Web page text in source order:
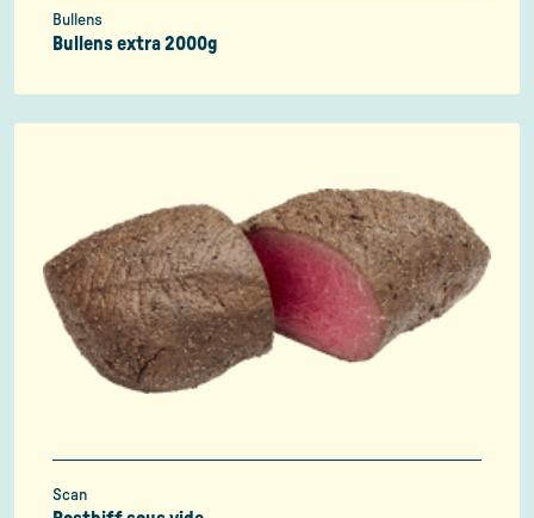
Bullens
Bullens extra 2000g
Scan